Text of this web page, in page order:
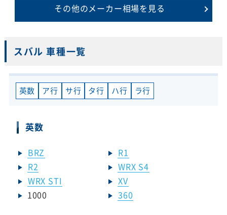
その他のメーカー相場を見る
スバル 車種一覧
英数 ア行 サ行 タ行 ハ行 ラ行
英数
BRZ
R1
R2
WRX S4
WRX STI
XV
1000
360